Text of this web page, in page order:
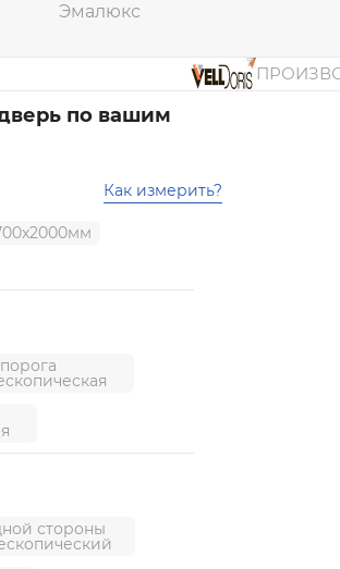
Эмалюкс
по вашим
Как измерить?
стороны